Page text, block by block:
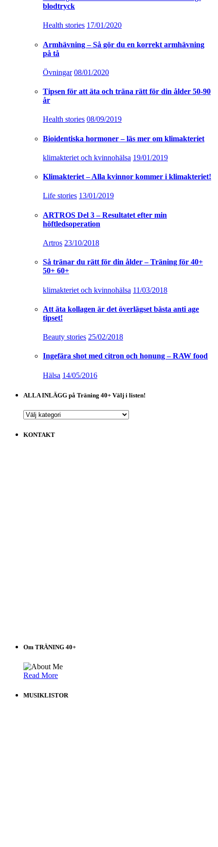
blodtryck
Health stories 17/01/2020
Armhävning – Så gör du en korrekt armhävning
på tå
Övningar 08/01/2020
Tipsen för att äta och träna rätt för din ålder 50-90
år
Health stories 08/09/2019
Bioidentiska hormoner – läs mer om klimakteriet
klimakteriet och kvinnohälsa 19/01/2019
Klimakteriet – Alla kvinnor kommer i klimakteriet!
Life stories 13/01/2019
ARTROS Del 3 – Resultatet efter min
höftledsoperation
Artros 23/10/2018
Så tränar du rätt för din ålder – Träning för 40+
50+ 60+
klimakteriet och kvinnohälsa 11/03/2018
Att äta kollagen är det överlägset bästa anti age
tipset!
Beauty stories 25/02/2018
Ingefära shot med citron och honung – RAW food
Hälsa 14/05/2016
ALLA INLÄGG på Träning 40+ Välj i listen!
ALLA
på
KONTAKT
Om TRÄNING 40+
Read More
MUSIKLISTOR